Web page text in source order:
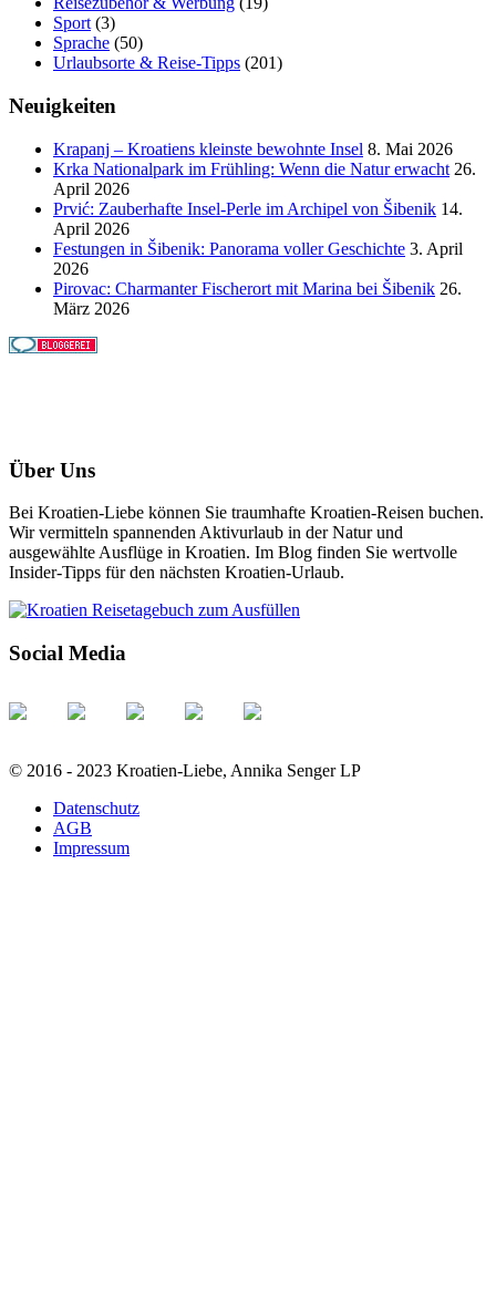
Sport(3)
Sprache (50)
Urlaubsorte & Reise-Tipps (201)
Neuigkeiten
Krapanj – Kroatiens kleinste bewohnte Insel 8. Mai 2026
Krka Nationalpark im Frühling: Wenn die Natur erwacht 26.
April 2026
Prvić: Zauberhafte Insel-Perle im Archipel von Šibenik 14.
April 2026
Festungen in Šibenik: Panorama voller Geschichte 3. April
2026
Pirovac: Charmanter Fischerort mit Marina bei Šibenik 26.
März 2026
Über Uns
Bei Kroatien-Liebe können Sie traumhafte Kroatien-Reisen buchen.
Wir vermitteln spannenden Aktivurlaub in der Natur und
ausgewählte Ausflüge in Kroatien. Im Blog finden Sie wertvolle
Insider-Tipps für den nächsten Kroatien-Urlaub.
Social Media
© 2016 - 2023 Kroatien-Liebe, Annika Senger LP
Datenschutz
AGB
Impressum